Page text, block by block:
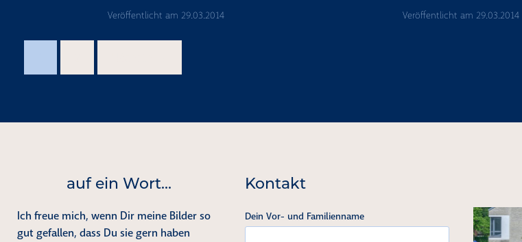
Veröffentlicht am 29.03.2014 Veröffentlicht am 29.03.2014
auf ein Wort...
Ich freue mich, wenn Dir meine Bilder so
gut gefallen, dass Du sie gern haben
Kontakt
Dein Vor- und Familienname